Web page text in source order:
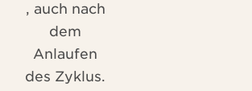
, auch nach
dem
Anlaufen
des Zyklus.